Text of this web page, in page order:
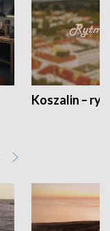
Koszalin –